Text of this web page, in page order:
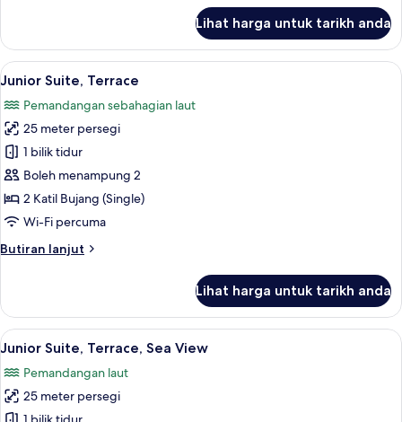
Double
Room,
Balcony,
View
Lihat harga untuk tarikh anda
Lihat
semua
foto
untuk
Junior
Suite,
Terrace
Junior Suite, Terrace | Peralatan
14
Junior Suite, Terrace
Pemandangan sebahagian laut
25 meter persegi
1 bilik tidur
Boleh menampung 2
2 Katil Bujang (Single)
Wi-Fi percuma
Butiran lanjut
Butiran
Suite,
Terrace
Lihat harga untuk tarikh anda
Lihat
semua
foto
untuk
Junior Suite, Terrace, Sea View |
24
Junior Suite, Terrace, Sea View
Pemandangan laut
25 meter persegi